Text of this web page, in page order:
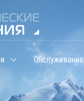
Обслуживание